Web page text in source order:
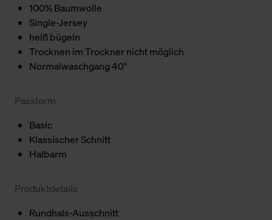
100% Baumwolle
Single-Jersey
heiß bügeln
Trocknen im Trockner nicht möglich
Normalwaschgang 40°
Passform
Basic
Klassischer Schnitt
Halbarm
Produktdetails
Rundhals-Ausschnitt